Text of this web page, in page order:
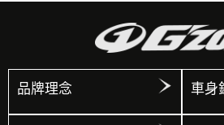
品牌理念 車身